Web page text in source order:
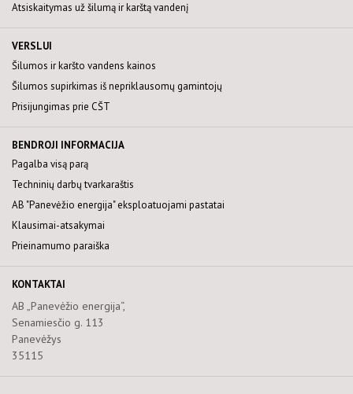
Atsiskaitymas už šilumą ir karštą vandenį
VERSLUI
Šilumos ir karšto vandens kainos
Šilumos supirkimas iš nepriklausomų gamintojų
Prisijungimas prie CŠT
BENDROJI INFORMACIJA
Pagalba visą parą
Techninių darbų tvarkaraštis
AB "Panevėžio energija" eksploatuojami pastatai
Klausimai-atsakymai
Prieinamumo paraiška
KONTAKTAI
AB „Panevėžio energija“,
Senamiesčio g. 113
Panevėžys
35115